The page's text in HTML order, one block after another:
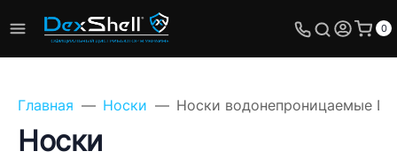
0
Главная Носки Носки водонепроницаемые
Носки